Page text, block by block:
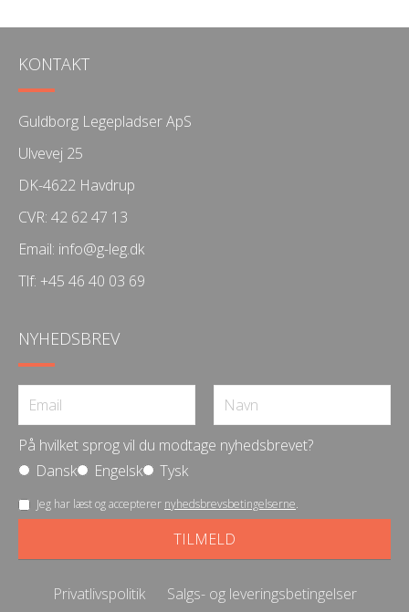
KONTAKT
Guldborg Legepladser ApS
Ulvevej 25
DK-4622 Havdrup
CVR: 42 62 47 13
Email: info@g-leg.dk
Tlf: +45 46 40 03 69
NYHEDSBREV
På hvilket sprog vil du modtage nyhedsbrevet?
Dansk
Engelsk Tysk
Jeg har læst og accepterer nyhedsbrevsbetingelserne.
Privatlivspolitik Salgs- og leveringsbetingelser